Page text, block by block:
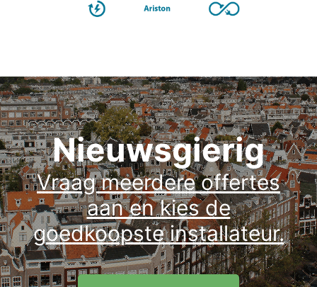
Nieuwsgierig
Vraag meerdere offertes
aan en kies de
goedkoopste installateur.